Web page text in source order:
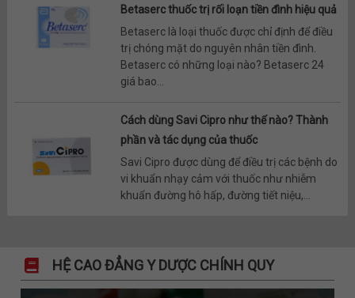
Betaserc thuốc trị rối loạn tiền đình hiệu quả
Betaserc là loại thuốc được chỉ định để điều
trị chóng mặt do nguyên nhân tiền đình.
Betaserc có những loại nào? Betaserc 24
giá bao...
Cách dùng Savi Cipro như thế nào? Thành
phần và tác dụng của thuốc
Savi Cipro được dùng để điều trị các bệnh do
vi khuẩn nhạy cảm với thuốc như nhiễm
khuẩn đường hô hấp, đường tiết niệu,...
HỆ CAO ĐẲNG Y DƯỢC CHÍNH QUY